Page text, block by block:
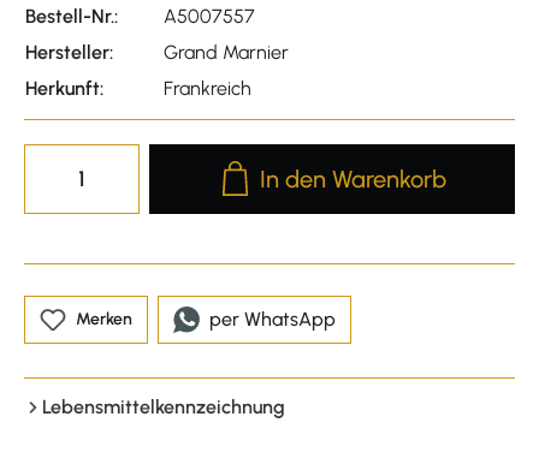
Bestell-Nr.:
A5007557
Hersteller:
Grand Marnier
Herkunft:
Frankreich
Produkt Anzahl: Gib den
In den Warenkorb
Merken per WhatsApp
Lebensmittelkennzeichnung